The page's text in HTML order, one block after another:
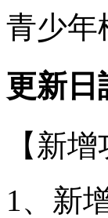
青少年
更新日
【新增
1、新